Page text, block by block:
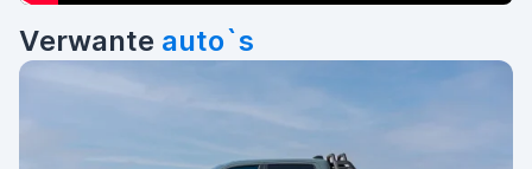
Verwante auto`s